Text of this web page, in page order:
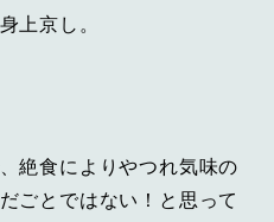
上京し。
絶食によりやつれ気味の
ごとではない！と思って